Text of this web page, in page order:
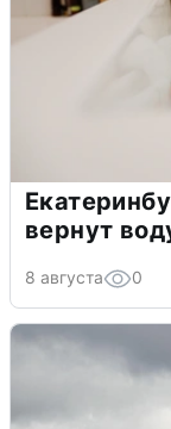
вернут
8 августа 0